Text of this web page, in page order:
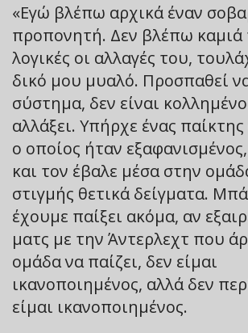
«Εγώ βλέπω αρχικά έναν
προπονητή. Δεν βλέπω καμιά
λογικές οι αλλαγές του,
δικό μου μυαλό. Προσπαθεί
σύστημα, δεν είναι
αλλάξει. Υπήρχε ένας
ο οποίος ήταν
και τον έβαλε μέσα στην
στιγμής θετικά δείγματα.
έχουμε παίξει ακόμα, αν
ματς με την Άντερλεχτ που
ομάδα να παίζει, δεν είμαι
ικανοποιημένος, αλλά δεν
είμαι ικανοποιημένος.